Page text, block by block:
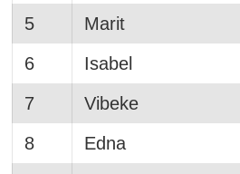
5
Marit
6
Isabel
7
Vibeke
8
Edna